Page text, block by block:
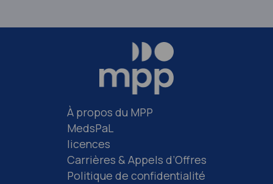
À propos du MPP
MedsPaL
licences
Carrières & Appels d’Offres
Politique de confidentialité